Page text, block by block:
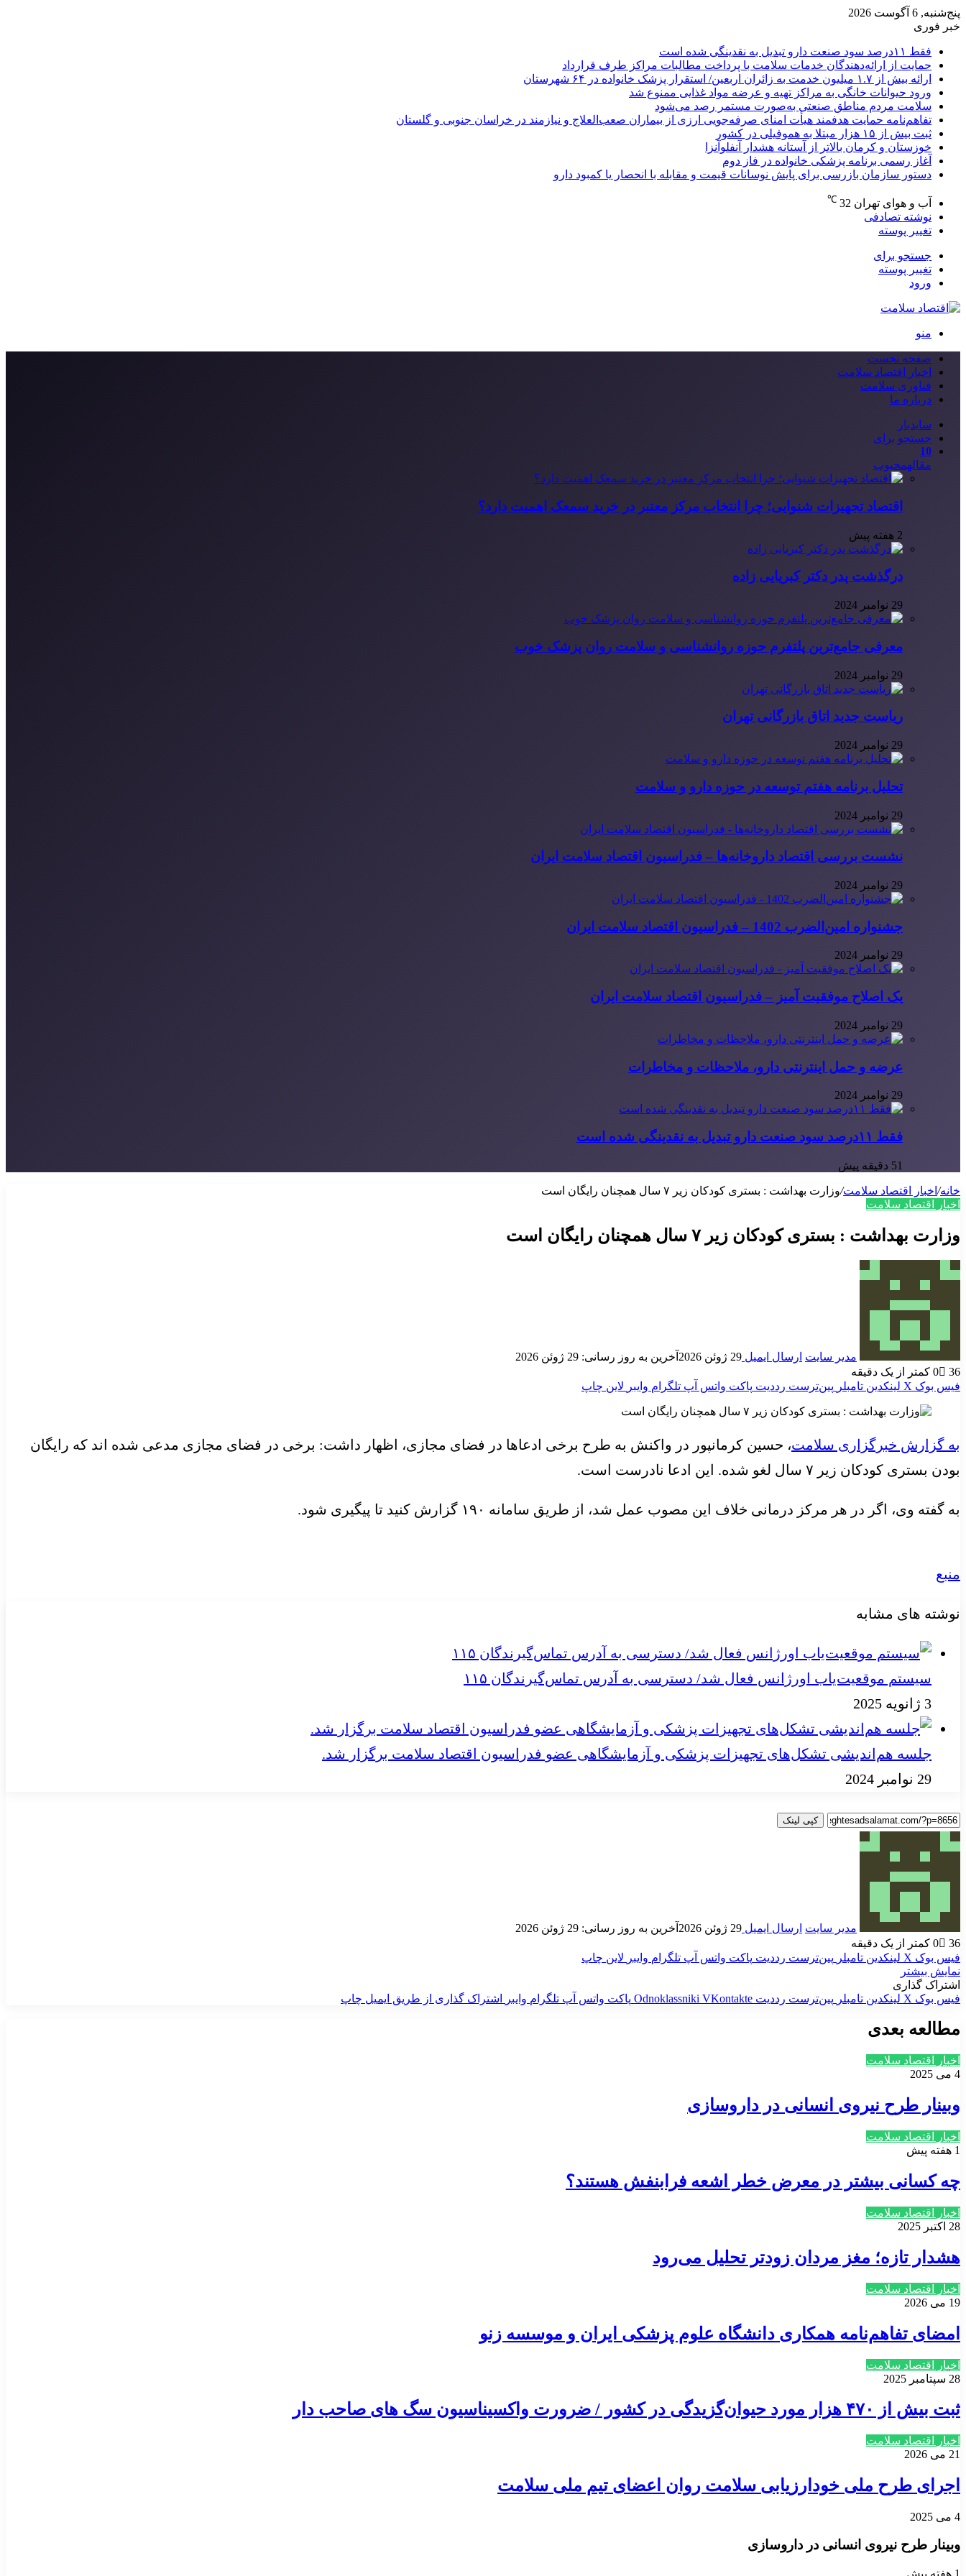
پنج‌شنبه, 6 آگوست 2026
خبر فوری
فقط ۱۱‌درصد سود صنعت دارو تبدیل به نقدینگی شده است
حمایت از ارائه‌دهندگان خدمات سلامت با پرداخت مطالبات مراکز طرف قرارداد
ارائه بیش از ۱.۷ میلیون خدمت به زائران اربعین/ استقرار پزشک خانواده در ۶۴ شهرستان
ورود حیوانات خانگی به مراکز تهیه و عرضه مواد غذایی ممنوع شد
سلامت مردم مناطق صنعتی به‌صورت مستمر رصد می‌شود
تفاهم‌نامه حمایت هدفمند هیأت امنای صرفه‌جویی ارزی از بیماران صعب‌العلاج و نیازمند در خراسان جنوبی و گلستان
ثبت بیش از ۱۵ هزار مبتلا به هموفیلی در کشور
خوزستان و کرمان بالاتر از آستانه هشدار آنفلوآنزا
آغاز رسمی برنامه پزشکی خانواده در فاز دوم
دستور سازمان بازرسی برای پایش نوسانات قیمت و مقابله با انحصار یا کمبود دارو
آب و هوای تهران 32
℃
نوشته تصادفی
تغییر پوسته
جستجو برای
تغییر پوسته
ورود
منو
صفحه نخست
اخبار اقتصاد سلامت
فناوری سلامت
درباره ما
سایدبار
جستجو برای
10
مقالهمحبوب
اقتصاد تجهیزات شنوایی؛ چرا انتخاب مرکز معتبر در خرید سمعک اهمیت دارد؟
2 هفته پیش
درگذشت پدر دکتر کبریایی زاده
29 نوامبر 2024
معرفی جامع‌ترین پلتفرم حوزه روانشناسی و سلامت روان پزشک خوب
29 نوامبر 2024
ریاست جدید اتاق بازرگانی تهران
29 نوامبر 2024
تحلیل برنامه هفتم توسعه در حوزه دارو و سلامت
29 نوامبر 2024
نشست بررسی اقتصاد داروخانه‌ها – فدراسیون اقتصاد سلامت ایران
29 نوامبر 2024
جشنواره امین‌الضرب 1402 – فدراسیون اقتصاد سلامت ایران
29 نوامبر 2024
یک اصلاح موفقیت آمیز – فدراسیون اقتصاد سلامت ایران
29 نوامبر 2024
عرضه و حمل اینترنتی دارو، ملاحظات و مخاطرات
29 نوامبر 2024
فقط ۱۱‌درصد سود صنعت دارو تبدیل به نقدینگی شده است
51 دقیقه پیش
خانه/ اخبار اقتصاد سلامت/وزارت بهداشت : بستری کودکان زیر ۷ سال همچنان رایگان است
اخبار اقتصاد سلامت
وزارت بهداشت : بستری کودکان زیر ۷ سال همچنان رایگان است
مدیر سایت ارسال ایمیل 29 ژوئن 2026
آخرین به روز رسانی: 29 ژوئن 2026
0
36
کمتر از یک دقیقه
فیس بوک X لینکدین ‫تامبلر ‫پین‌ترست ‫رددیت پاکت واتس آپ تلگرام وایبر لاین چاپ
به گزارش خبرگزاری سلامت، حسین کرمانپور در واکنش به طرح برخی ادعاها در فضای مجازی، اظهار داشت: برخی در فضای مجازی مدعی شده اند که رایگان
بودن بستری کودکان زیر ۷ سال لغو شده. این ادعا نادرست است.
به گفته وی، اگر در هر مرکز درمانی خلاف این مصوب عمل شد، از طریق سامانه ۱۹۰ گزارش کنید تا پیگیری شود.
منبع
نوشته های مشابه
سیستم موقعیت‌یاب اورژانس فعال شد/ دسترسی به آدرس تماس‌گیرندگان ۱۱۵
3 ژانویه 2025
جلسه هم‌اندیشی تشکل‌های تجهیزات پزشکی و آزمایشگاهی عضو فدراسیون اقتصاد سلامت برگزار شد.
29 نوامبر 2024
کپی لینک
مدیر سایت ارسال ایمیل 29 ژوئن 2026
آخرین به روز رسانی: 29 ژوئن 2026
0
36
کمتر از یک دقیقه
فیس بوک X لینکدین ‫تامبلر ‫پین‌ترست ‫رددیت پاکت واتس آپ تلگرام وایبر لاین چاپ
نمایش بیشتر
اشتراک گذاری
فیس بوک X لینکدین ‫تامبلر ‫پین‌ترست ‫رددیت ‫VKontakte
‫Odnoklassniki پاکت واتس آپ تلگرام وایبر اشتراک گذاری از طریق ایمیل چاپ
مطالعه بعدی
اخبار اقتصاد سلامت
4 می 2025
وبینار طرح نیروی انسانی در داروسازی
اخبار اقتصاد سلامت
1 هفته پیش
چه کسانی بیشتر در معرض خطر اشعه فرابنفش هستند؟
اخبار اقتصاد سلامت
28 اکتبر 2025
هشدار تازه؛ مغز مردان زودتر تحلیل می‌رود
اخبار اقتصاد سلامت
19 می 2026
امضای تفاهم‌نامه همکاری دانشگاه علوم پزشکی ایران و موسسه زنو
اخبار اقتصاد سلامت
28 سپتامبر 2025
ثبت بیش از ۴۷۰ هزار مورد حیوان‌گزیدگی در کشور / ضرورت واکسیناسیون سگ های صاحب دار
اخبار اقتصاد سلامت
21 می 2026
اجرای طرح ملی خودارزیابی سلامت روان اعضای تیم ملی سلامت
4 می 2025
وبینار طرح نیروی انسانی در داروسازی
1 هفته پیش